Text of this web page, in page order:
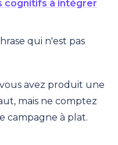
cognitifs à intégrer
qui n'est pas
vous avez produit une
mais ne comptez
campagne à plat.